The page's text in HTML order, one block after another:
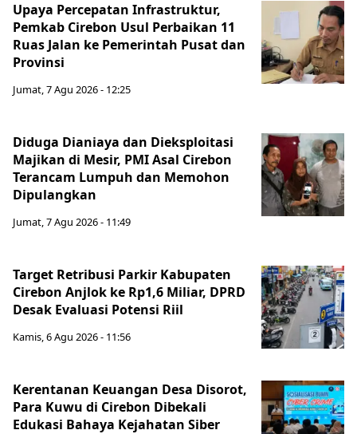
Upaya Percepatan Infrastruktur,
Pemkab Cirebon Usul Perbaikan 11
Ruas Jalan ke Pemerintah Pusat dan
Provinsi
Jumat, 7 Agu 2026 - 12:25
Diduga Dianiaya dan Dieksploitasi
Majikan di Mesir, PMI Asal Cirebon
Terancam Lumpuh dan Memohon
Dipulangkan
Jumat, 7 Agu 2026 - 11:49
Target Retribusi Parkir Kabupaten
Cirebon Anjlok ke Rp1,6 Miliar, DPRD
Desak Evaluasi Potensi Riil
Kamis, 6 Agu 2026 - 11:56
Kerentanan Keuangan Desa Disorot,
Para Kuwu di Cirebon Dibekali
Edukasi Bahaya Kejahatan Siber